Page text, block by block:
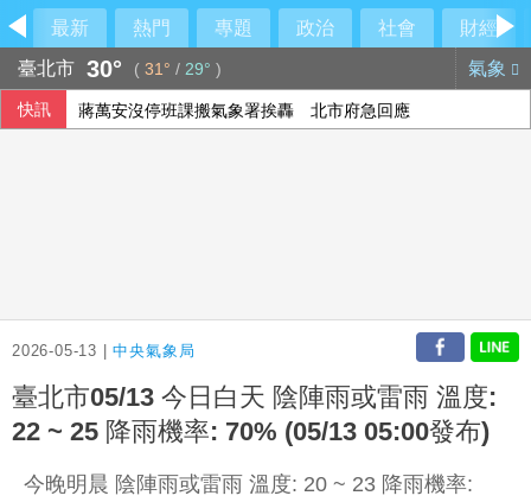
最新 熱門 專題 政治 社會
財經
臺北市 30° ( 31° / 29° ) 氣象
快訊 蔣萬安沒停班課搬氣象署挨轟 北市府急回應
2026-05-13 |中央氣象局
臺北市05/13 今日白天 陰陣雨或雷雨 溫度:
22 ~ 25 降雨機率: 70% (05/13 05:00發布)
今晚明晨 陰陣雨或雷雨 溫度: 20 ~ 23 降雨機率: